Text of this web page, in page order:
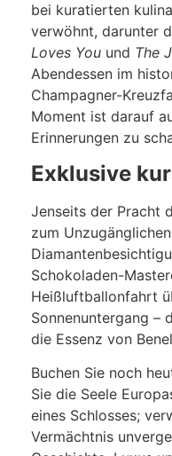
bei kuratierten
verwöhnt, darunter
Loves You und The
Abendessen im
Champagner-
Moment ist darauf
Erinnerungen zu
Exklusive
Jenseits der Pracht
zum
Schokoladen-
Heißluftballonfahrt
Sonnenuntergang –
die Essenz von
Buchen Sie noch
Sie die Seele
eines Schlosses;
Vermächtnis